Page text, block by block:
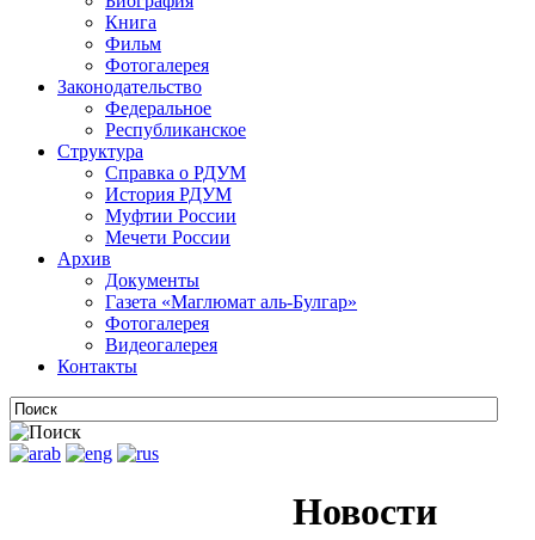
Книга
Фильм
Фотогалерея
Законодательство
Федеральное
Республиканское
Структура
Справка о РДУМ
История РДУМ
Муфтии России
Мечети России
Архив
Документы
Газета «Маглюмат аль-Булгар»
Фотогалерея
Видеогалерея
Контакты
Новости